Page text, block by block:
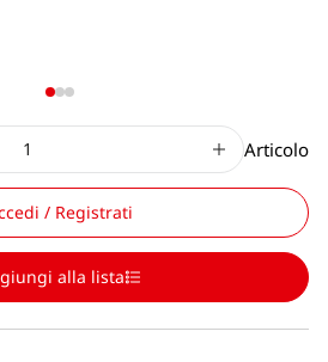
Articolo
/ Registrati
alla lista